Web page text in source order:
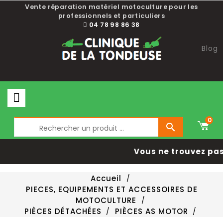
Vente réparation matériel motoculture pour les
professionnels et particuliers
04 78 98 86 38
Blog

0
Vous ne trouvez
Accueil
PIECES, EQUIPEMENTS ET ACCESSOIRES DE
MOTOCULTURE
PIÈCES DÉTACHÉES
PIÈCES AS MOTOR